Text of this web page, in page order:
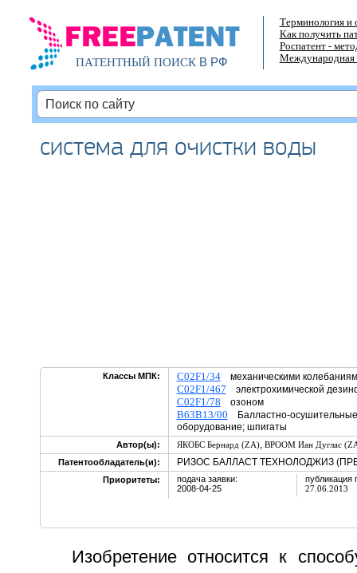
ПАТЕНТНЫЙ ПОИСКВ РФ
Терминология и
Как получить
Роспатент -
Международная
система для очистки воды
Классы МПК: C02F1/34механическими
C02F1/467 электрохимической
C02F1/78 озоном
B63B13/00 Балластно-
оборудование; шпигаты
Автор(ы): ЯКОБС Бернард (ZA), ВРООМ Иан Дуглас
Патентообладатель(и):
РИЗОС БАЛЛАСТ ТЕХНОЛОДЖИЗ
Приоритеты:
подача заявки:
2008-04-25
публикация
27.06.2013
Изобретение относится к